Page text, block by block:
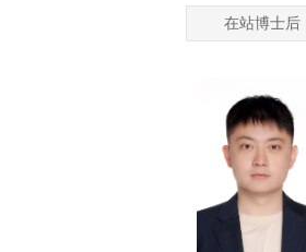
在站博士后